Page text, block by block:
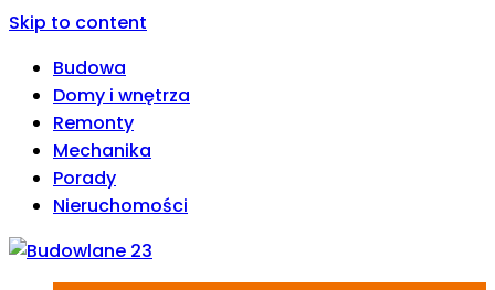
Skip to content
Budowa
Domy i wnętrza
Remonty
Mechanika
Porady
Nieruchomości